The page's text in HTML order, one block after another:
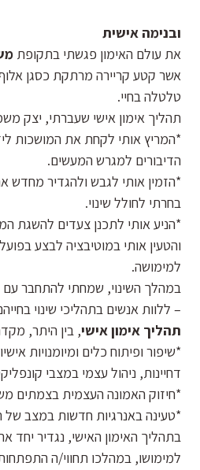
ובנימה אישית
את עולם האימון פגשתי בתקופת
אשר קטע קריירה מרתקת כסגן אלוף
טלטלה בחיי.
תהליך אימון אישי שעברתי, יצק
*המריץ אותי לקחת את המושכות
הדיבורים למגרש המעשים.
*הזמין אותי לגבש ולהגדיר מחדש
בחרתי לחולל שינוי.
*הניע אותי לתכנן צעדים להשגת
והטעין אותי במוטיבציה לבצע
למימושה.
במהלך השינוי, שמחתי להתחבר עם
– ללוות אנשים בתהליכי שינוי
תהליך אימון אישי, בין היתר,
*שיפור ופיתוח כלים ומיומנויות
דחיינות, ניהול עצמי במצבי
*חיזוק האמונה העצמית בצמתים
*טעינה באנרגיות חדשות במצב של
בתהליך האימון האישי, נגדיר יחד
למימושו, במהלכו תחווי/ה